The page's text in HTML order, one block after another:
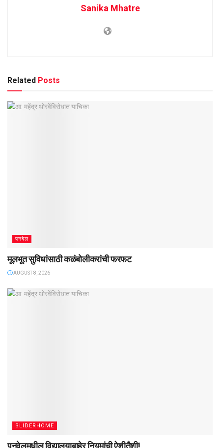
Sanika Mhatre
Related Posts
पनवेल
मूलभूत सुविधांसाठी कळंबोलीकरांची फरफट
AUGUST 8, 2026
SLIDERHOME